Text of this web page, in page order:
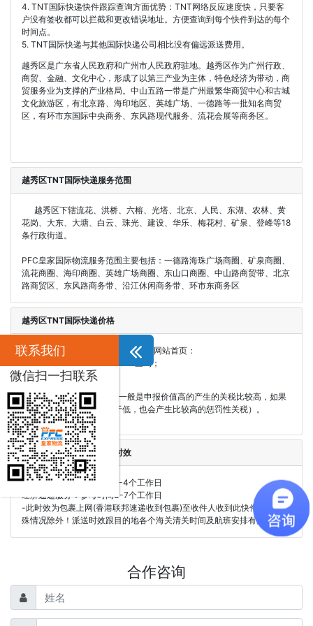
4. TNT国际快递快件跟踪查询方面优势：TNT网络反应速度快，只要客
户没有签收都可以拦截和更改错误地址。方便查询到每个快件到达的每个
时间点。
5. TNT国际快递与其他国际快递公司相比没有偏远派送费用。
越秀区是广东省人民政府和广州市人民政府驻地。越秀区作为广州行政、
商贸、金融、文化中心，形成了以第三产业为主体，特色经济为带动，商
贸服务业为支撑的产业格局。中山五路一带是广州最繁华商贸中心和古城
文化旅游区，有北京路、海印地区、英雄广场、一德路等一批知名商贸
区，有环市东国际中央商务、东风路现代服务、流花会展等商务区。
越秀区TNT国际快递服务范围
越秀区下辖流花、洪桥、六榕、光塔、北京、人民、东湖、农林、黄
花岗、大东、大塘、白云、珠光、建设、华乐、梅花村、矿泉、登峰等18
条行政街道。
PFC皇家国际物流服务范围主要包括：一德路海珠广场商圈、矿泉商圈、
流花商圈、海印商圈、英雄广场商圈、东山口商圈、中山路商贸带、北京
路商贸区、东风路商务带、沿江休闲商务带、环市东商务区
越秀区TNT国际快递价格
1.TNT国际快递价格请登录皇家物流网站首页：
查询；
2.关税相关
以目的国产生的关税为准 (一般是申报价值高的产生的关税比较高，如果
申报的价值比实际价值过于低，也会产生比较高的惩罚性关税）。
越秀区TNT国际快递参考时效
优先速递服务：参考时间2-4个工作日
经济速递服务：参考时间3-7个工作日
-此时效为包裹上网(香港联邦速递收到包裹)至收件人收到此快件为止，特
殊情况除外！派送时效跟目的地各个海关清关时间及航班安排有关。
合作咨询
联系我们
微信扫一扫联系